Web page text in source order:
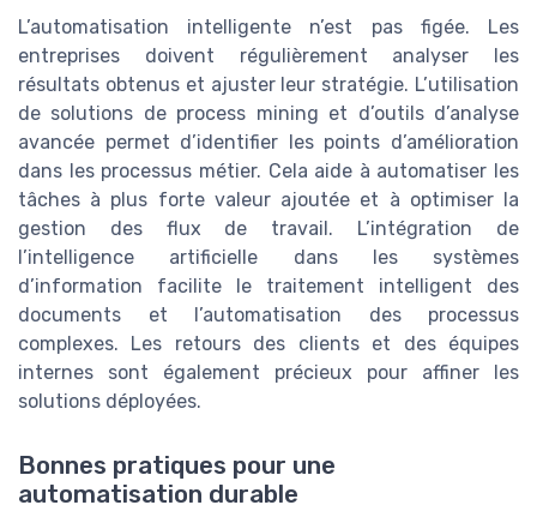
L’automatisation intelligente n’est pas figée. Les
entreprises doivent régulièrement analyser les
résultats obtenus et ajuster leur stratégie. L’utilisation
de solutions de process mining et d’outils d’analyse
avancée permet d’identifier les points d’amélioration
dans les processus métier. Cela aide à automatiser les
tâches à plus forte valeur ajoutée et à optimiser la
gestion des flux de travail. L’intégration de
l’intelligence artificielle dans les systèmes
d’information facilite le traitement intelligent des
documents et l’automatisation des processus
complexes. Les retours des clients et des équipes
internes sont également précieux pour affiner les
solutions déployées.
Bonnes pratiques pour une
automatisation durable